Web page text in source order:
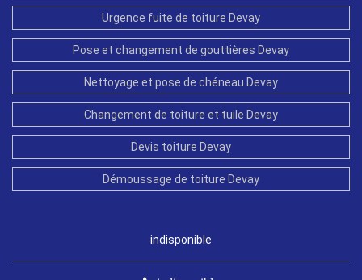
Urgence fuite de toiture Devay
Pose et changement de gouttières Devay
Nettoyage et pose de chéneau Devay
Changement de toiture et tuile Devay
Devis toiture Devay
Démoussage de toiture Devay
indisponible